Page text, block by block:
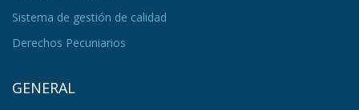
Sistema de gestión de calidad
Derechos Pecuniarios
GENERAL